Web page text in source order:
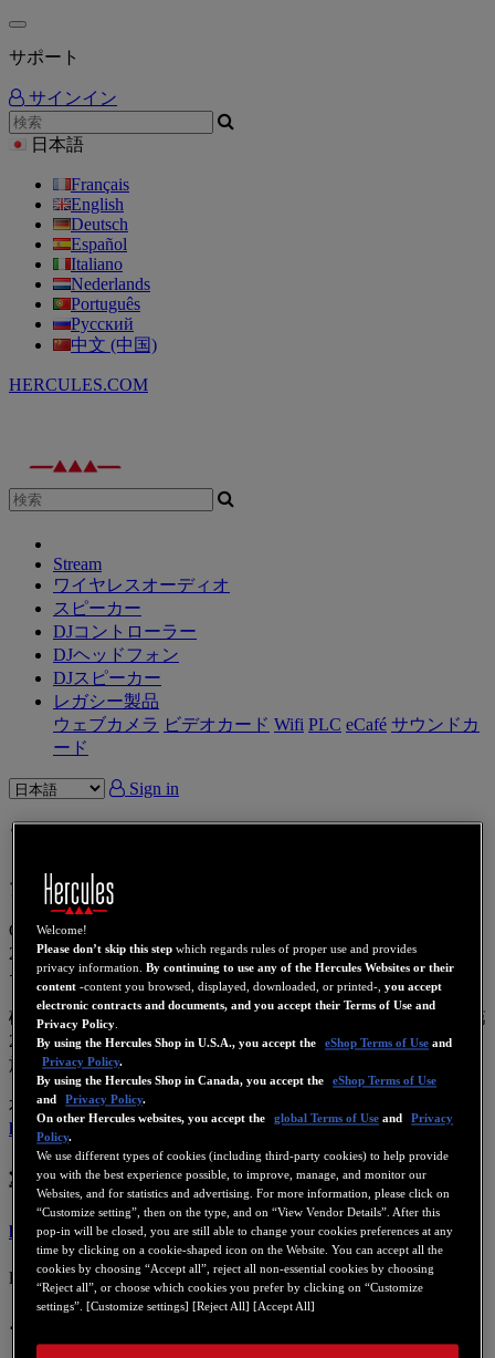
サポート
サインイン
日本語
Français
English
Deutsch
Español
Italiano
Nederlands
Português
Русский
中文 (中国)
HERCULES.COM
Stream
ワイヤレスオーディオ
スピーカー
DJコントローラー
DJヘッドフォン
DJスピーカー
レガシー製品
ウェブカメラ ビデオカード Wifi PLC eCafé サウンドカ
ード
Sign in
アクセシビリティ：一部準拠
アクセシビリティに関する声明
Guillemot Corporation S.A. は、2005年2月11日制定の法律第
2005-102号第47条に従い、自社ウェブサイトのアクセシビリ
ティ確保に取り組んでいます。
確認された不適合箇所については優先的に対応し、2026年第
2四半期に公開予定の複数年計画の一環として是正計画を実
施いたします。
本アクセシビリティに関する声明は、ウェブサイト
https://support.hercules.com/に適用されます。
準拠状況
https://support.hercules.com/は、フランスのアクセシビリテ
ィ改善に関する一般規則 (Référentiel général d’amélioration de
l’accessibilité、以下「RGAA」) に一部準拠しています。
テスト結果
Welcome!
Please don’t skip this step which regards rules of proper use and provides
privacy information.By continuing to use any of the Hercules Websites or their
content -content you browsed, displayed, downloaded, or printed-,you accept
electronic contracts and documents, and you accept their Terms of Use and
Privacy Policy
By using the Hercules Shop in U.S.A., you accept the
eShop Terms of Use and
Privacy Policy.
By using the Hercules Shop in Canada, you accept the
eShop Terms of Use
and
Privacy Policy.
On other Hercules websites, you accept the
global Terms of Use and Privacy
Policy.
We use different types of cookies (including third-party cookies) to help provide
you with the best experience possible, to improve, manage, and monitor our
Websites, and for statistics and advertising. For more information, please click on
“Customize setting”, then on the type, and on “View Vendor Details”. After this
pop-in will be closed, you are still able to change your cookies preferences at any
time by clicking on a cookie-shaped icon on the Website. You can accept all the
cookies by choosing “Accept all”, reject all non-essential cookies by choosing
“Reject all”, or choose which cookies you prefer by clicking on “Customize
settings”. [Customize settings] [Reject All] [Accept All]